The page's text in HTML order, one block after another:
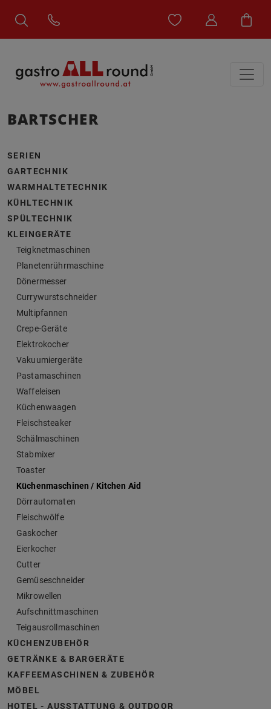
BARTSCHER
SERIEN
GARTECHNIK
WARMHALTETECHNIK
KÜHLTECHNIK
SPÜLTECHNIK
KLEINGERÄTE
Teigknetmaschinen
Planetenrührmaschine
Dönermesser
Currywurstschneider
Multipfannen
Crepe-Geräte
Elektrokocher
Vakuumiergeräte
Pastamaschinen
Waffeleisen
Küchenwaagen
Fleischsteaker
Schälmaschinen
Stabmixer
Toaster
Küchenmaschinen / Kitchen Aid
Dörrautomaten
Fleischwölfe
Gaskocher
Eierkocher
Cutter
Gemüseschneider
Mikrowellen
Aufschnittmaschinen
Teigausrollmaschinen
KÜCHENZUBEHÖR
GETRÄNKE & BARGERÄTE
KAFFEEMASCHINEN & ZUBEHÖR
MÖBEL
HOTEL - AUSSTATTUNG & OUTDOOR